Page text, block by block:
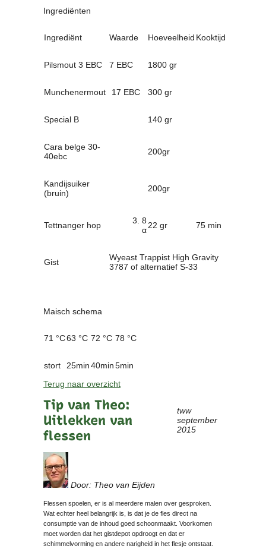
Ingrediënten
Ingrediënt Waarde Hoeveelheid Kooktijd
Pilsmout 3 EBC 7 EBC 1800 gr
Munchenermout 17 EBC 300 gr
Special B 140 gr
Cara belge 30-
40ebc
200gr
Kandijsuiker
(bruin)
200gr
Tettnanger hop
8
α22 gr 75 min
Gist
Wyeast Trappist High Gravity
3787 of alternatief S-33
Maisch schema
71 °C63 °C 72 °C 78 °C
stort 25min40min5min
Terug naar overzicht
Tip van Theo:
Uitlekken van
flessen
tww
september
2015
Door: Theo van Eijden
Flessen spoelen, er is al meerdere malen over gesproken.
Wat echter heel belangrijk is, is dat je de fles direct na
consumptie van de inhoud goed schoonmaakt. Voorkomen
moet worden dat het gistdepot opdroogt en dat er
schimmelvorming en andere narigheid in het flesje ontstaat.